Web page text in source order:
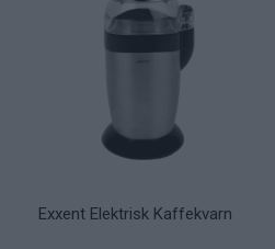
Exxent Elektrisk Kaffekvarn